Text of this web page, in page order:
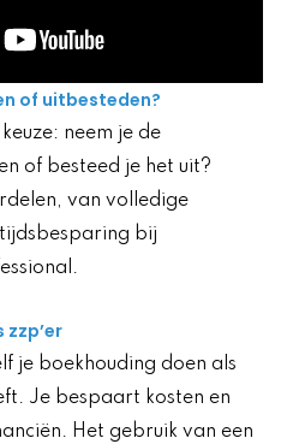
of uitbesteden?
neem je de
of besteed je het uit?
van volledige
bij
je boekhouding doen als
Je bespaart kosten en
Het gebruik van een